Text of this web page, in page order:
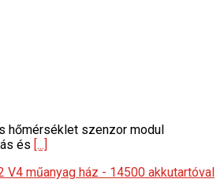
hőmérséklet szenzor modul
és [...]
V4 műanyag ház - 14500 akkutartóval